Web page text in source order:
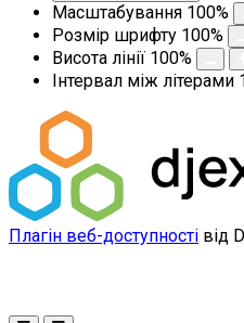
Масштабування 100%
Розмір шрифту 100%
Висота лінії 100%
Інтервал між літерами
Плагін веб-доступності від